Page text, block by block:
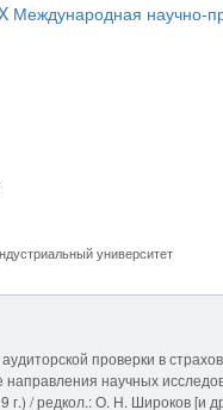
Международная научно-
университет
проверки в
научных
г.) / редкол.: О. Н. Широков [и